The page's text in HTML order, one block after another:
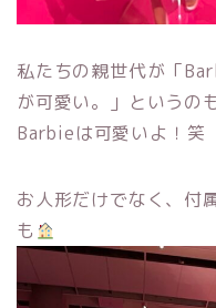
私たちの親世代が「
が可愛い。」というの
Barbieは可愛いよ！笑
お人形だけでなく、付
も